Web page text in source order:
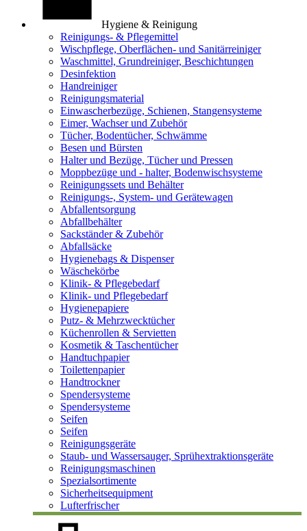
Hygiene & Reinigung
Reinigungs- & Pflegemittel
Wischpflege, Oberflächen- und Sanitärreiniger
Waschmittel, Grundreiniger, Beschichtungen
Desinfektion
Handreiniger
Reinigungsmaterial
Einwascherbezüge, Schienen, Stangensysteme
Eimer, Wachser und Zubehör
Tücher, Bodentücher, Schwämme
Besen und Bürsten
Halter und Bezüge, Tücher und Pressen
Moppbezüge und - halter, Bodenwischsysteme
Reinigungssets und Behälter
Reinigungs-, System- und Gerätewagen
Abfallentsorgung
Abfallbehälter
Sackständer & Zubehör
Abfallsäcke
Hygienebags & Dispenser
Wäschekörbe
Klinik- & Pflegebedarf
Klinik- und Pflegebedarf
Hygienepapiere
Putz- & Mehrzwecktücher
Küchenrollen & Servietten
Kosmetik & Taschentücher
Handtuchpapier
Toilettenpapier
Handtrockner
Spendersysteme
Spendersysteme
Seifen
Seifen
Reinigungsgeräte
Staub- und Wassersauger, Sprühextraktionsgeräte
Reinigungsmaschinen
Spezialsortimente
Sicherheitsequipment
Lufterfrischer